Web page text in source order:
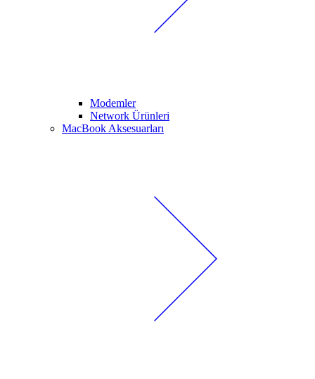
Modemler
Network Ürünleri
MacBook Aksesuarları